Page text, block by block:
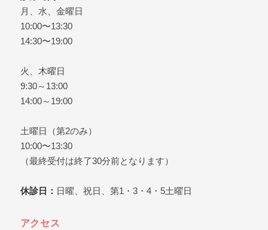
月、水、金曜日
10:00〜13:30
14:30〜19:00
火、木曜日
9:30～13:00
14:00～19:00
土曜日（第2のみ）
10:00〜13:30
（最終受付は終了30分前となります）
休診日： 日曜、祝日、第1・3・4・5土曜日
アクセス